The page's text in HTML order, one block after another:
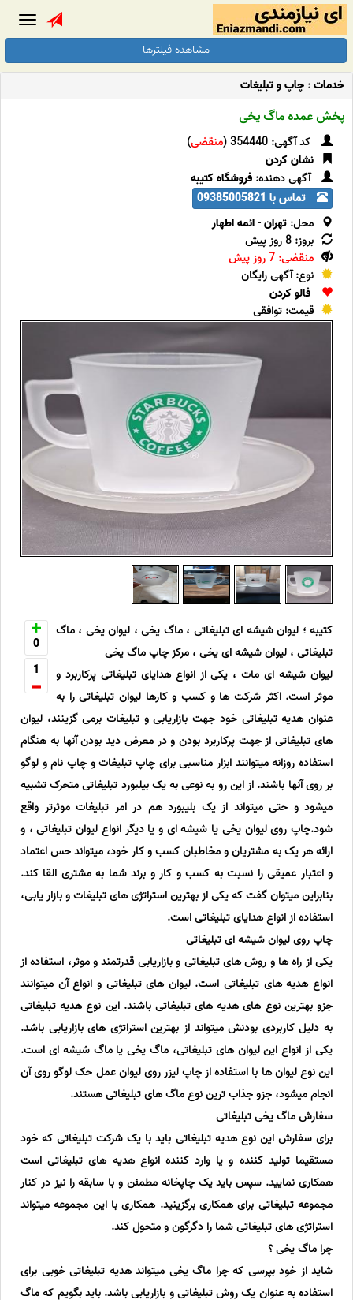
مشاهده فیلترها
خدمات: چاپ و تبلیغات
پخش عمده ماگ یخی
کد آگهی: 354440 ( منقضی)
نشان کردن
آگهی دهنده: فروشگاه کتیبه
تماس با 09385005821
محل: تهران-ائمه اطهار
بروز: 8 روز پیش
منقضی: 7 روز پیش
نوع: آگهی رایگان
فالو کردن
قیمت: توافقی
0
1
کتیبه ؛ لیوان شیشه ای تبلیغاتی ، ماگ یخی ، لیوان یخی ، ماگ
تبلیغاتی ، لیوان شیشه ای یخی ، مرکز چاپ ماگ یخی
لیوان شیشه ای مات ، یکی از انواع هدایای تبلیغاتی پرکاربرد و
موثر است. اکثر شرکت ها و کسب و کارها لیوان تبلیغاتی را به
عنوان هدیه تبلیغاتی خود جهت بازاریابی و تبلیغات برمی گزینند، لیوان
های تبلیغاتی از جهت پرکاربرد بودن و در معرض دید بودن آنها به هنگام
استفاده روزانه میتوانند ابزار مناسبی برای چاپ تبلیغات و چاپ نام و لوگو
بر روی آنها باشند. از این رو به نوعی به یک بیلبورد تبلیغاتی متحرک تشبیه
میشود و حتی میتواند از یک بلیبورد هم در امر تبلیغات موثرتر واقع
شود.چاپ روی لیوان یخی یا شیشه ای و یا دیگر انواع لیوان تبلیغاتی ، و
ارائه هر یک به مشتریان و مخاطبان کسب و کار خود، میتواند حس اعتماد
و اعتبار عمیقی را نسبت به کسب و کار و برند شما به مشتری القا کند.
بنابراین میتوان گفت که یکی از بهترین استراتژی های تبلیغات و بازار یابی،
استفاده از انواع هدایای تبلیغاتی است.
چاپ روی لیوان شیشه ای تبلیغاتی
یکی از راه ها و روش های تبلیغاتی و بازاریابی قدرتمند و موثر، استفاده از
انواع هدیه های تبلیغاتی است. لیوان های تبلیغاتی و انواع آن میتوانند
جزو بهترین نوع های هدیه های تبلیغاتی باشند. این نوع هدیه تبلیغاتی
به دلیل کاربردی بودنش میتواند از بهترین استراتژی های بازاریابی باشد.
یکی از انواع این لیوان های تبلیغاتی، ماگ یخی یا ماگ شیشه ای است.
این نوع لیوان ها با استفاده از چاپ لیزر روی لیوان عمل حک لوگو روی آن
انجام میشود، جزو جذاب ترین نوع ماگ های تبلیغاتی هستند.
سفارش ماگ یخی تبلیغاتی
برای سفارش این نوع هدیه تبلیغاتی باید با یک شرکت تبلیغاتی که خود
مستقیما تولید کننده و یا وارد کننده انواع هدیه های تبلیغاتی است
همکاری نمایید. سپس باید یک چاپخانه مطمئن و با سابقه را نیز در کنار
مجموعه تبلیغاتی برای همکاری برگزینید. همکاری با این مجموعه میتواند
استراتژی های تبلیغاتی شما را دگرگون و متحول کند.
چرا ماگ یخی ؟
شاید از خود بپرسی که چرا ماگ یخی میتواند هدیه تبلیغاتی خوبی برای
استفاده به عنوان یک روش تبلیغاتی و بازاریابی باشد. باید بگویم که ماگ